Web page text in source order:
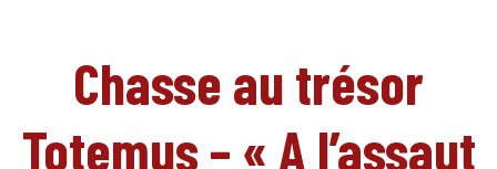
Chasse au trésor
Totemus – « A l’assaut